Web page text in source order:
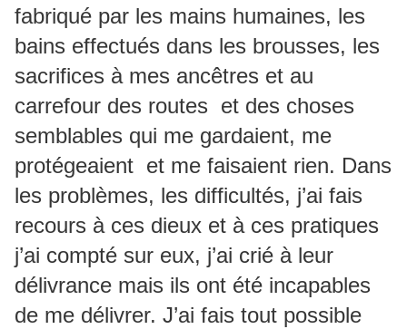
fabriqué par les mains humaines, les
bains effectués dans les brousses, les
sacrifices à mes ancêtres et au
carrefour des routes et des choses
semblables qui me gardaient, me
protégeaient et me faisaient rien. Dans
les problèmes, les difficultés, j’ai fais
recours à ces dieux et à ces pratiques
j’ai compté sur eux, j’ai crié à leur
délivrance mais ils ont été incapables
de me délivrer. J’ai fais tout possible